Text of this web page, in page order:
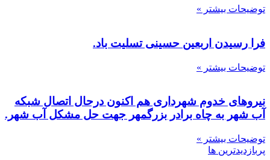
توضیحات بیشتر »
فرا رسیدن اربعین حسینی تسلیت باد.
توضیحات بیشتر »
نیروهای خدوم شهرداری هم اکنون درحال اتصال شبکه
آب شهر به چاه برادر بزرگمهر جهت حل مشکل آب شهر.
توضیحات بیشتر »
پربازدیدترین ها